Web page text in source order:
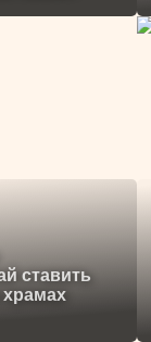
ставить
храмах